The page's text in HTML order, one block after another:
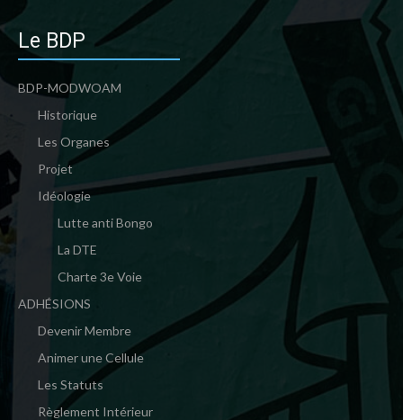
Le BDP
BDP-MODWOAM
Historique
Les Organes
Projet
Idéologie
Lutte anti Bongo
La DTE
Charte 3e Voie
ADHÉSIONS
Devenir Membre
Animer une Cellule
Les Statuts
Règlement Intérieur